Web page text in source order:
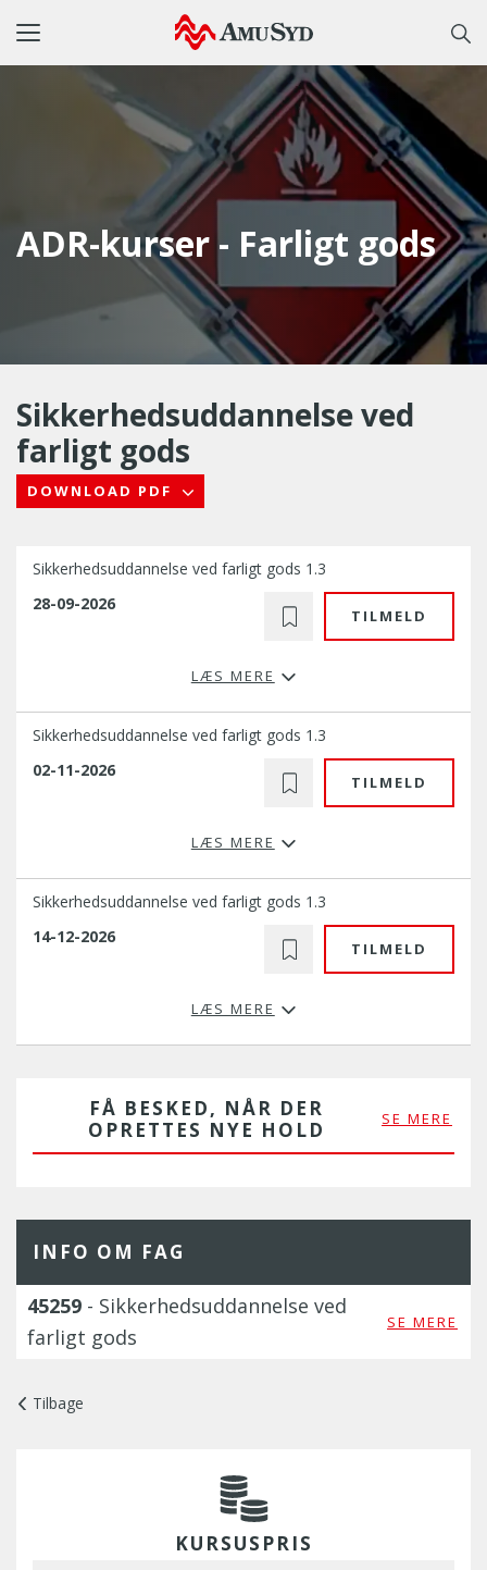
Toggle
ADR-kurser - Farligt gods
Sikkerhedsuddannelse ved
farligt gods
DOWNLOAD PDF
28-09-2026
Sikkerhedsuddannelse ved farligt gods 1.3
LÆS MERE
TILMELD
02-11-2026
Sikkerhedsuddannelse ved farligt gods 1.3
LÆS MERE
TILMELD
14-12-2026
Sikkerhedsuddannelse ved farligt gods 1.3
LÆS MERE
TILMELD
FÅ BESKED, NÅR DER
OPRETTES NYE HOLD
SE MERE
INFO OM FAG
45259 - Sikkerhedsuddannelse ved
farligt gods
SE MERE
Tilbage
KURSUSPRIS